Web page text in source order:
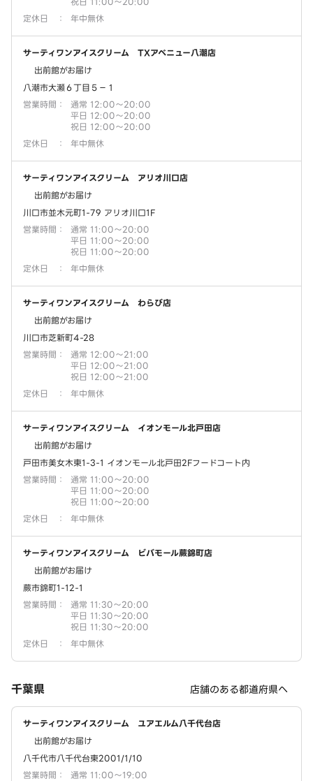
定休日
： 年中無休
サーティワンアイスクリーム TXアベニュー八潮店
出前館がお届け
八潮市大瀬６丁目５－１
営業時間 ：
通常 12:00～20:00
平日 12:00～20:00
祝日 12:00～20:00
定休日
： 年中無休
サーティワンアイスクリーム アリオ川口店
出前館がお届け
川口市並木元町1-79 アリオ川口1F
営業時間 ：
通常 11:00～20:00
平日 11:00～20:00
祝日 11:00～20:00
定休日
： 年中無休
サーティワンアイスクリーム わらび店
出前館がお届け
川口市芝新町4-28
営業時間 ：
通常 12:00～21:00
平日 12:00～21:00
祝日 12:00～21:00
定休日
： 年中無休
サーティワンアイスクリーム イオンモール北戸田店
出前館がお届け
戸田市美女木東1-3-1 イオンモール北戸田2Fフードコート内
営業時間 ：
通常 11:00～20:00
平日 11:00～20:00
祝日 11:00～20:00
定休日
： 年中無休
サーティワンアイスクリーム ビバモール蕨錦町店
出前館がお届け
蕨市錦町1-12-1
営業時間 ：
通常 11:30～20:00
平日 11:30～20:00
祝日 11:30～20:00
定休日
： 年中無休
千葉県 店舗のある都道府県へ
サーティワンアイスクリーム ユアエルム八千代台店
出前館がお届け
八千代市八千代台東2001/1/10
営業時間 ：
通常 11:00～19:00